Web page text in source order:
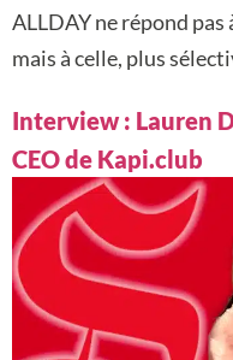
ALLDAY ne répond pas
mais à celle, plus
Interview : Lauren
CEO de Kapi.club